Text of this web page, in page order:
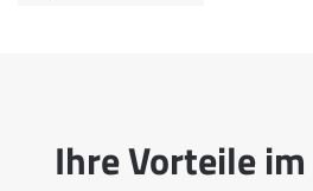
Ihre Vorteile